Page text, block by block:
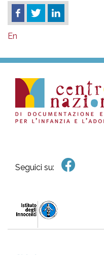
En
Seguici su: